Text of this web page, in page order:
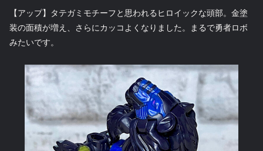
【アップ】タテガミモチーフと思われるヒロイックな頭部。金塗
装の面積が増え、さらにカッコよくなりました。まるで勇者ロボ
みたいです。